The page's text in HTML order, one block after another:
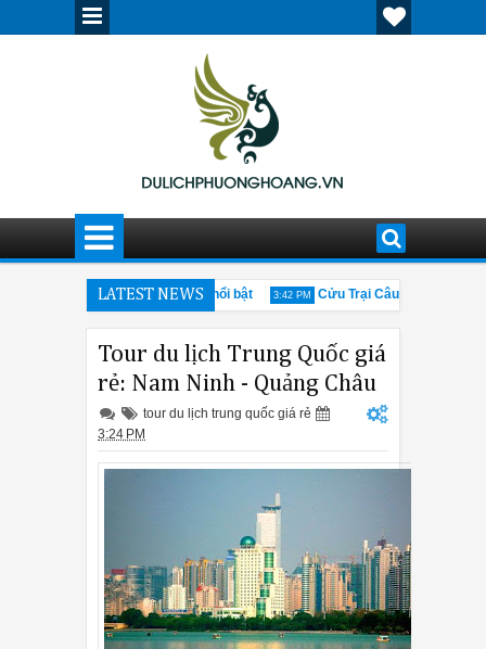
LATEST NEWS
phố cổ Cáp Nhĩ Tân ấn tượng, nổi bật 3:42 PM
Cửu Trại Câu mùa đông có gì
Tour du lịch Trung Quốc giá
rẻ: Nam Ninh - Quảng Châu
tour du lịch trung quốc giá rẻ
3:24 PM